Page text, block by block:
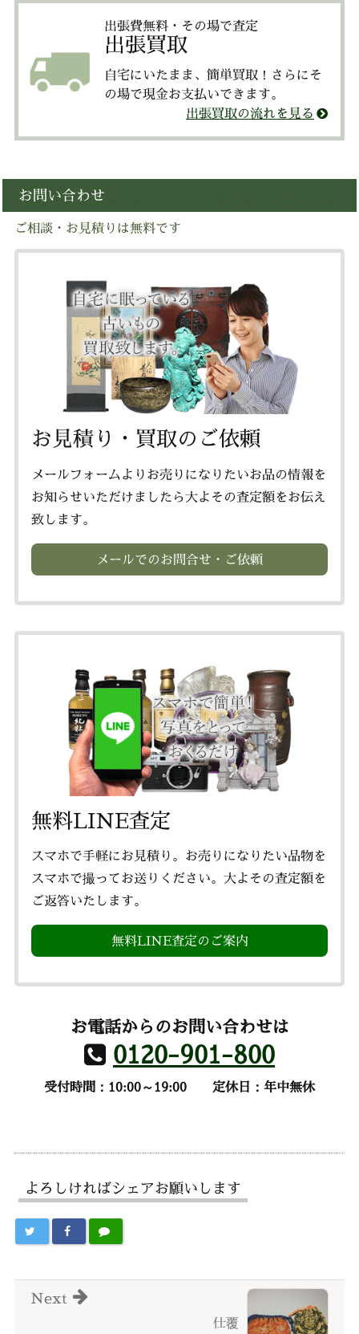
出張費無料・その場で査定
出張買取
自宅にいたまま、簡単買取！さらにそ
の場で現金お支払いできます。
出張買取の流れを見る
お問い合わせ
ご相談・お見積りは無料です
お見積り・買取のご依頼
メールフォームよりお売りになりたいお品の情報を
お知らせいただけましたら大よその査定額をお伝え
致します。
メールでのお問合せ・ご依頼
無料LINE査定
スマホで手軽にお見積り。お売りになりたい品物を
スマホで撮ってお送りください。大よその査定額を
ご返答いたします。
無料LINE査定のご案内
お電話からのお問い合わせは
0120-901-800
受付時間：10:00～19:00 定休日：年中無休
よろしければシェアお願いします
仕覆
Next